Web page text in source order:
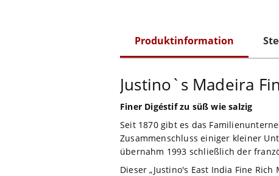
Produktinformation
Justino`s Madeira
Finer Digéstif zu süß wie salzig
Seit 1870 gibt es das
Zusammenschluss einiger kleiner
übernahm 1993 schließlich der
Dieser „Justino's East India Fine